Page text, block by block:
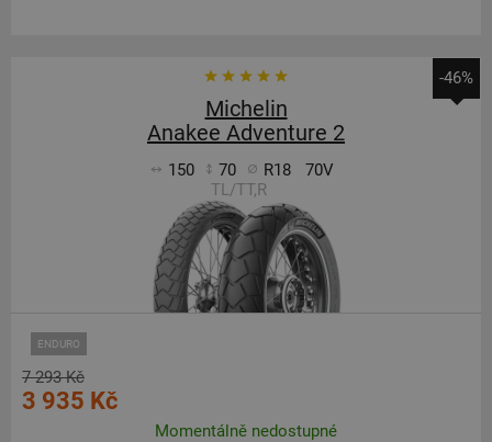
-46%
Michelin
Anakee Adventure 2
150 70 R18
70V
TL/TT,R
ENDURO
7 293 Kč
3 935 Kč
Momentálně nedostupné